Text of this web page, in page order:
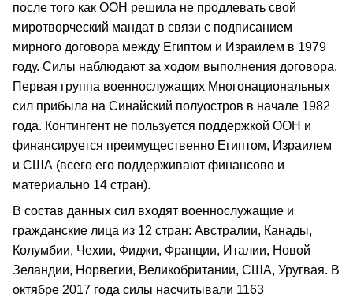
после того как ООН решила не продлевать свой
миротворческий мандат в связи с подписанием
мирного договора между Египтом и Израилем в 1979
году. Силы наблюдают за ходом выполнения договора.
Первая группа военнослужащих Многонациональных
сил прибыла на Синайский полуостров в начале 1982
года. Контингент не пользуется поддержкой ООН и
финансируется преимущественно Египтом, Израилем
и США (всего его поддерживают финансово и
материально 14 стран).
В состав данных сил входят военнослужащие и
гражданские лица из 12 стран: Австралии, Канады,
Колумбии, Чехии, Фиджи, Франции, Италии, Новой
Зеландии, Норвегии, Великобритании, США, Уругвая. В
октябре 2017 года силы насчитывали 1163